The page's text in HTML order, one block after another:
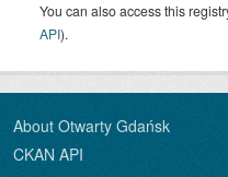
You can also access this
API).
About Otwarty Gdańsk
CKAN API